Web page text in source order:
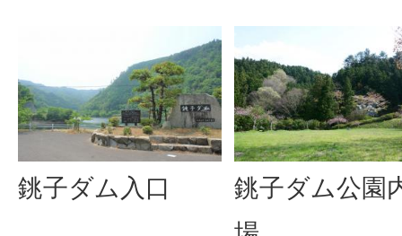
銚子ダム入口
銚子ダム公園